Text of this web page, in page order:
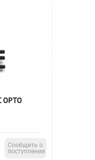
OPTO
Сообщить о
поступлении